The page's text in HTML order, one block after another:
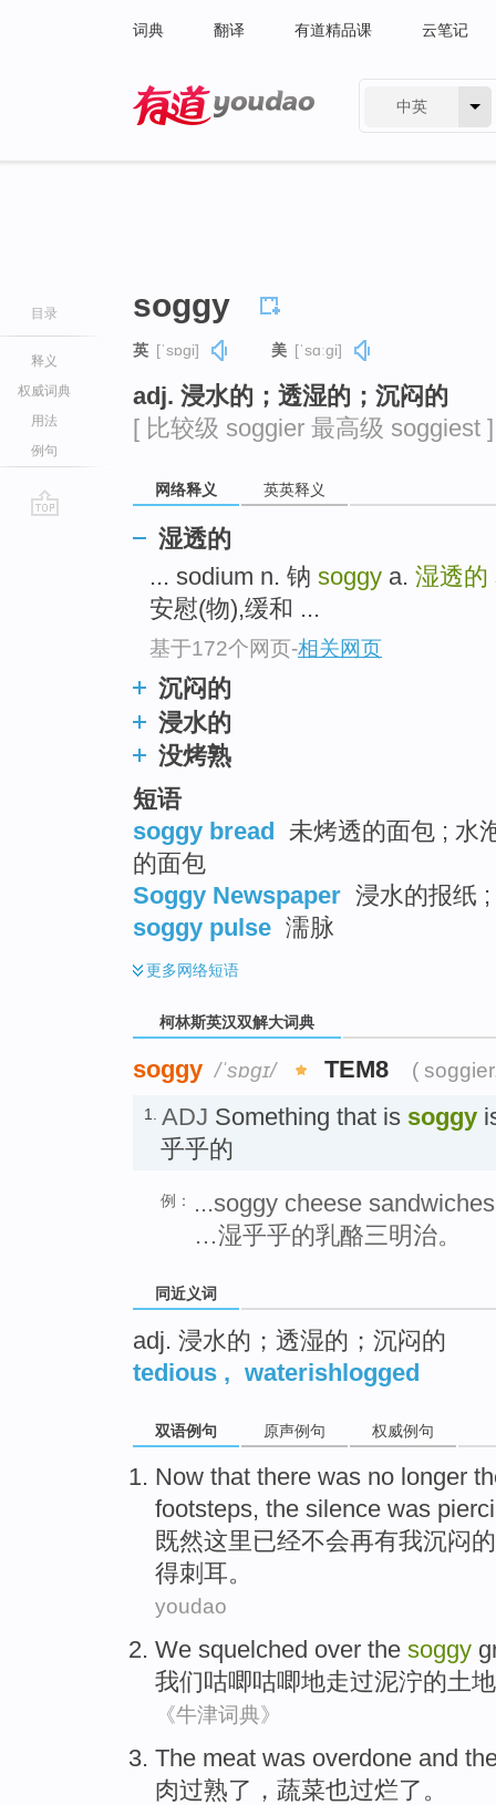
词典 翻译 有道精品课 云笔记
中英
目录
释义
权威词典
用法
例句
soggy
英 [ˈsɒɡi] 美 [ˈsɑːɡi]
adj. 浸水的；透湿的；沉闷的
[ 比较级 soggier 最高级 soggiest ]
网络释义 英英释义
湿透的
... sodium n. 钠 soggy a. 湿透的
安慰(物),缓和 ...
基于172个网页-相关网页
沉闷的
浸水的
没烤熟
短语
soggy bread 未烤透的面包 ; 水
的面包
Soggy Newspaper 浸水的报纸
soggy pulse 濡脉
更多网络短语
柯林斯英汉双解大词典
soggy /ˈsɒɡɪ/ TEM8 (
1. ADJ Something that is soggy
乎乎的
例：
...soggy cheese
…湿乎乎的乳酪三明治。
同近义词
adj. 浸水的；透湿的；沉闷的
tedious , waterishlogged
双语例句 原声例句 权威例句
Now that there was no longer
footsteps, the silence was
既然这里 已经不会再有我沉闷的
得刺耳。
youdao
We squelched over the soggy
我们咕唧咕唧地走过泥泞的土
《牛津词典》
The meat was overdone and
肉过熟了， 蔬菜也过烂了。